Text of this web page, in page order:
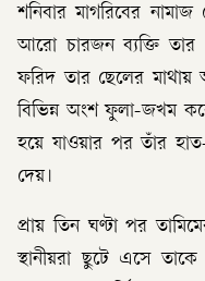
শনিবার মাগরিবের
আরো চারজন ব্যক্তি
ফরিদ তার ছেলের
বিভিন্ন অংশ ফুলা-জখম
হয়ে যাওয়ার পর তাঁর
দেয়।
প্রায় তিন ঘণ্টা পর
স্থানীয়রা ছুটে এসে